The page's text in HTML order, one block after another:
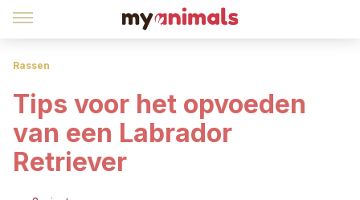
Rassen
Tips voor het opvoeden
van een Labrador
Retriever